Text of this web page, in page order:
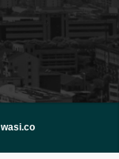
wasi.co